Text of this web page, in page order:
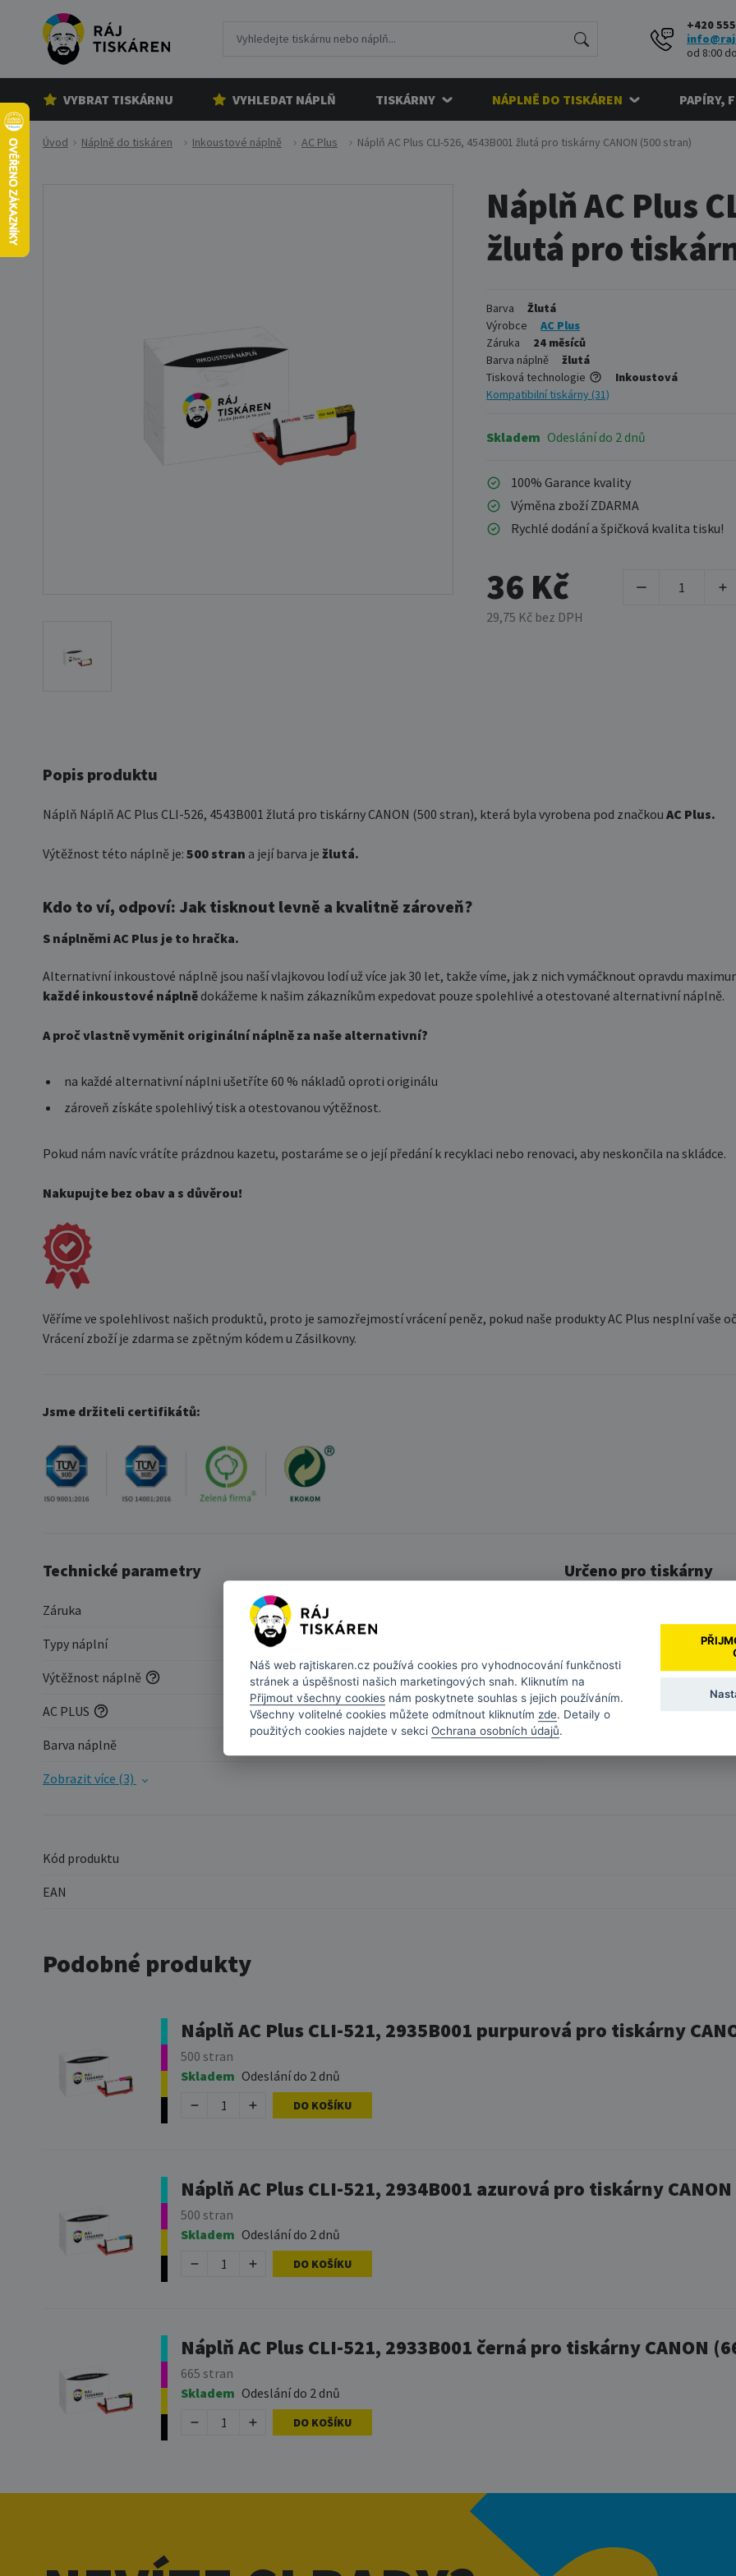
+420
od 8:00
VYBRAT TISKÁRNU VYHLEDAT NÁPLŇ TISKÁRNY NÁPLNĚ DO TISKÁREN PAPÍRY,
Úvod Náplně do tiskáren Inkoustové náplně AC Plus Náplň AC Plus CLI-526, 4543B001 žlutá pro tiskárny CANON (500 stran)
Náplň AC Plus
žlutá pro
Barva
Žlutá
Výrobce
AC Plus
Záruka
24 měsíců
Barva náplně
žlutá
Tisková technologie
Inkoustová
Kompatibilní tiskárny (31)
Skladem Odeslání do 2 dnů
100% Garance kvality
Výměna zboží ZDARMA
Rychlé dodání a špičková kvalita tisku!
36 Kč
29,75 Kč bez DPH
Popis produktu
Náplň Náplň AC Plus CLI-526, 4543B001 žlutá pro tiskárny CANON (500 stran), která byla vyrobena pod značkou AC Plus.
Výtěžnost této náplně je: 500 stran a její barva je žlutá.
Kdo to ví, odpoví: Jak tisknout levně a kvalitně zároveň?
S náplněmi AC Plus je to hračka.
Alternativní inkoustové náplně jsou naší vlajkovou lodí už více jak 30 let, takže víme, jak z nich vymáčknout opravdu
každé inkoustové náplně dokážeme k našim zákazníkům expedovat pouze spolehlivé a otestované alternativní náplně.
A proč vlastně vyměnit originální náplně za naše alternativní?
na každé alternativní náplni ušetříte 60 % nákladů oproti originálu
zároveň získáte spolehlivý tisk a otestovanou výtěžnost.
Pokud nám navíc vrátíte prázdnou kazetu, postaráme se o její předání k recyklaci nebo renovaci, aby neskončila na skládce.
Nakupujte bez obav a s důvěrou!
Věříme ve spolehlivost našich produktů, proto je samozřejmostí vrácení peněz, pokud naše produkty AC Plus nesplní vaše
Vrácení zboží je zdarma se zpětným kódem u Zásilkovny.
Jsme držiteli certifikátů:
Technické parametry
Záruka
Typy náplní
Výtěžnost náplně 500 stran
AC PLUS Ano
Barva náplně žlutá
Zobrazit více (3)
Určeno pro tiskárny
CANON MX895
Zobrazit vše (27)
Kód produktu
EAN
Podobné produkty
Náplň AC Plus CLI-521, 2935B001 purpurová pro tiskárny
500 stran
Skladem Odeslání do 2 dnů
DO KOŠÍKU
Náplň AC Plus CLI-521, 2934B001 azurová pro tiskárny
500 stran
Skladem Odeslání do 2 dnů
DO KOŠÍKU
Náplň AC Plus CLI-521, 2933B001 černá pro tiskárny CANON
665 stran
Skladem Odeslání do 2 dnů
DO KOŠÍKU
Náš web rajtiskaren.cz používá cookies pro vyhodnocování funkčnosti
stránek a úspěšnosti našich marketingových snah. Kliknutím na
Přijmout všechny cookies nám poskytnete souhlas s jejich používáním.
Všechny volitelné cookies můžete odmítnout kliknutím zde. Detaily o
použitých cookies najdete v sekci Ochrana osobních údajů.